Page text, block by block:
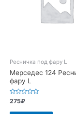
Ресничка под фару L
Мерседес 124
фару L
Оценка
0
из
275₽